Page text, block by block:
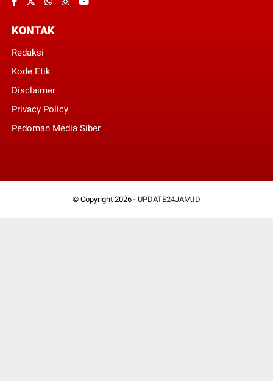
KONTAK
Redaksi
Kode Etik
Disclaimer
Privacy Policy
Pedoman Media Siber
© Copyright 2026 - UPDATE24JAM.ID